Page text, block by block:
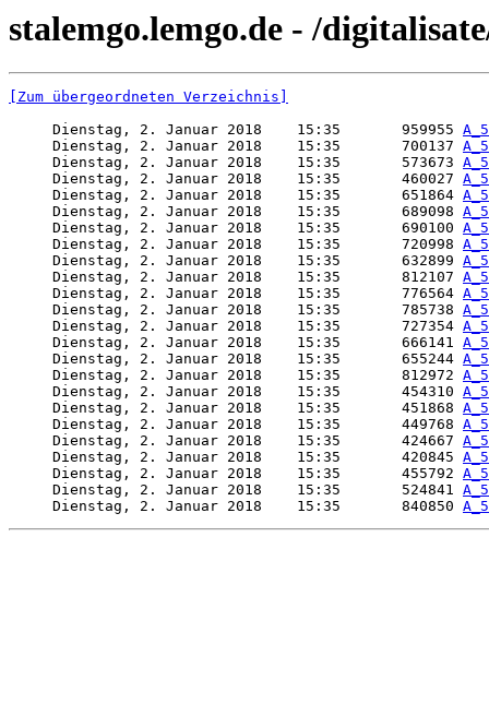
stalemgo.lemgo.de - /
[Zum übergeordneten Verzeichnis]
     Dienstag, 2. Januar 2018    15:35       959955
     Dienstag, 2. Januar 2018    15:35       700137
     Dienstag, 2. Januar 2018    15:35       573673
     Dienstag, 2. Januar 2018    15:35       460027
     Dienstag, 2. Januar 2018    15:35       651864
     Dienstag, 2. Januar 2018    15:35       689098
     Dienstag, 2. Januar 2018    15:35       690100
     Dienstag, 2. Januar 2018    15:35       720998
     Dienstag, 2. Januar 2018    15:35       632899
     Dienstag, 2. Januar 2018    15:35       812107
     Dienstag, 2. Januar 2018    15:35       776564
     Dienstag, 2. Januar 2018    15:35       785738
     Dienstag, 2. Januar 2018    15:35       727354
     Dienstag, 2. Januar 2018    15:35       666141
     Dienstag, 2. Januar 2018    15:35       655244
     Dienstag, 2. Januar 2018    15:35       812972
     Dienstag, 2. Januar 2018    15:35       454310
     Dienstag, 2. Januar 2018    15:35       451868
     Dienstag, 2. Januar 2018    15:35       449768
     Dienstag, 2. Januar 2018    15:35       424667
     Dienstag, 2. Januar 2018    15:35       420845
     Dienstag, 2. Januar 2018    15:35       455792
     Dienstag, 2. Januar 2018    15:35       524841
     Dienstag, 2. Januar 2018    15:35       840850